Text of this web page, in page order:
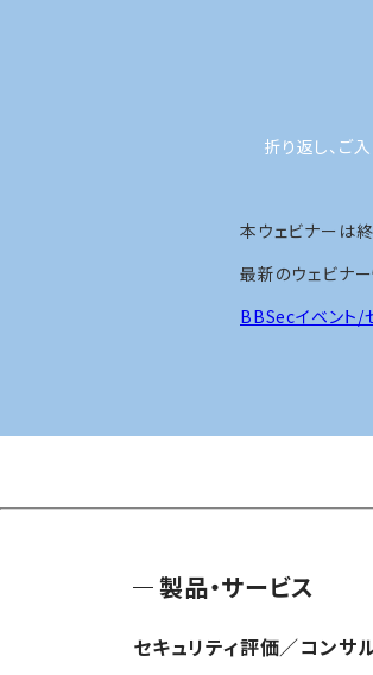
折り返し、ご
本ウェビナーは終
最新のウェビナ
BBSecイベント/
製品・サービス
セキュリティ評価／コンサ